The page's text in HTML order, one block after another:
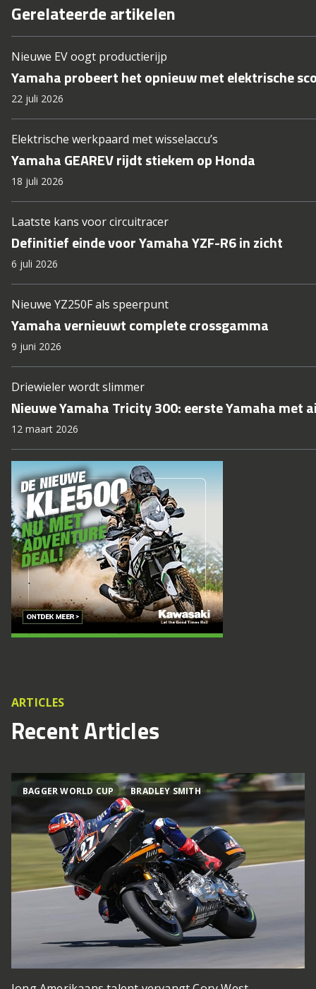
Gerelateerde artikelen
Nieuwe EV oogt productierijp
Yamaha probeert het opnieuw met elektrische
22 juli 2026
Elektrische werkpaard met wisselaccu’s
Yamaha GEAREV rijdt stiekem op Honda
18 juli 2026
Laatste kans voor circuitracer
Definitief einde voor Yamaha YZF-R6 in zicht
6 juli 2026
Nieuwe YZ250F als speerpunt
Yamaha vernieuwt complete crossgamma
9 juni 2026
Driewieler wordt slimmer
Nieuwe Yamaha Tricity 300: eerste Yamaha met
12 maart 2026
ARTICLES
Recent Articles
BAGGER WORLD CUP BRADLEY SMITH